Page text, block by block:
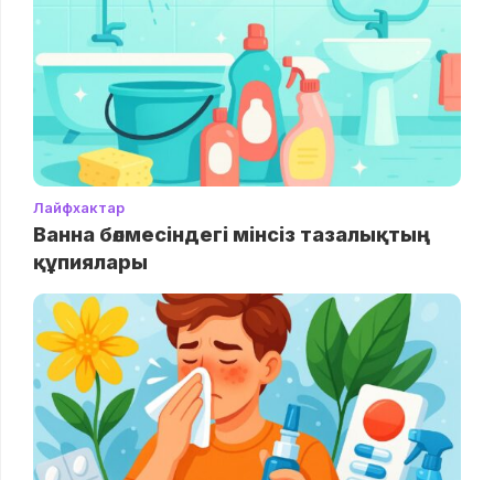
Лайфхактар
Ванна бөлмесіндегі мінсіз тазалықтың
құпиялары